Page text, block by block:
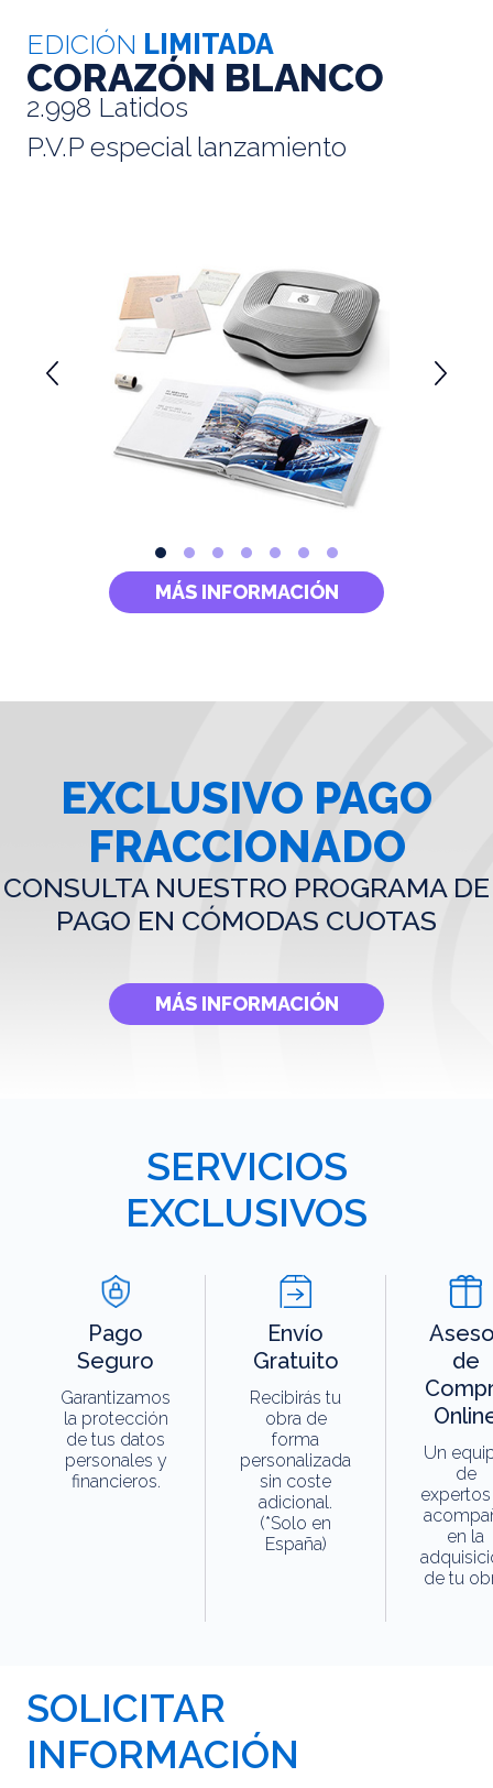
EDICIÓN LIMITADA
CORAZÓN BLANCO
2.998 Latidos
P.V.P especial lanzamiento
MÁS INFORMACIÓN
EXCLUSIVO PAGO
FRACCIONADO
CONSULTA NUESTRO PROGRAMA DE
PAGO EN CÓMODAS CUOTAS
MÁS INFORMACIÓN
SERVICIOS
EXCLUSIVOS
Pago
Seguro
Garantizamos
la protección
de tus datos
personales y
financieros.
Envío
Gratuito
Recibirás tu
obra de
forma
personalizada
sin coste
adicional.
(*Solo en
España)
de
Un
de
en la
de tu
SOLICITAR
INFORMACIÓN